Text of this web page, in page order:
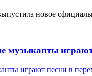
новое
музыканты играют